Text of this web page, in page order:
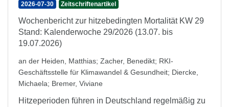
2026-07-30 Zeitschriftenartikel
Wochenbericht zur hitzebedingten Mortalität KW 29
Stand: Kalenderwoche 29/2026 (13.07. bis
19.07.2026)
an der Heiden, Matthias; Zacher, Benedikt; RKI-
Geschäftsstelle für Klimawandel & Gesundheit; Diercke,
Michaela; Bremer, Viviane
Hitzeperioden führen in Deutschland regelmäßig zu